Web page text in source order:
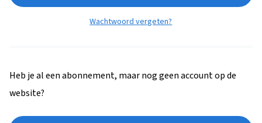
Wachtwoord vergeten?
Heb je al een abonnement, maar nog geen account op de
website?